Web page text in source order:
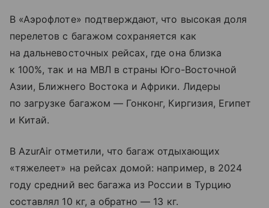
В «Аэрофлоте» подтверждают, что высокая доля
перелетов с багажом сохраняется как
на дальневосточных рейсах, где она близка
к 100%, так и на МВЛ в страны Юго-Восточной
Азии, Ближнего Востока и Африки. Лидеры
по загрузке багажом — Гонконг, Киргизия, Египет
и Китай.
В AzurAir отметили, что багаж отдыхающих
«тяжелеет» на рейсах домой: например, в 2024
году средний вес багажа из России в Турцию
составлял 10 кг, а обратно — 13 кг.